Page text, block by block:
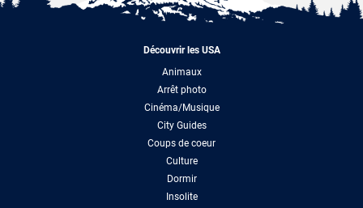
Découvrir les USA
Animaux
Arrêt photo
Cinéma/Musique
City Guides
Coups de coeur
Culture
Dormir
Insolite